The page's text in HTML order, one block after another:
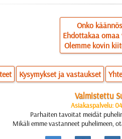
Onko
Ehdottakaa
Olemme kovin
Kysymykset ja vastaukset
Valmistettu
Asiakaspalvelu:
Parhaiten tavoitat meidät
Mikäli emme vastanneet puhelimeen,